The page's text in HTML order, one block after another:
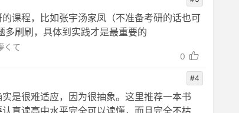
课程，比如张宇汤家凤（不准备考研的话也可
多刷刷，具体到实践才是最重要的
くて
0
是很难适应，因为很抽象。这里推荐一本书
认真读高中水平完全可以读懂，而且完全不枯
#4